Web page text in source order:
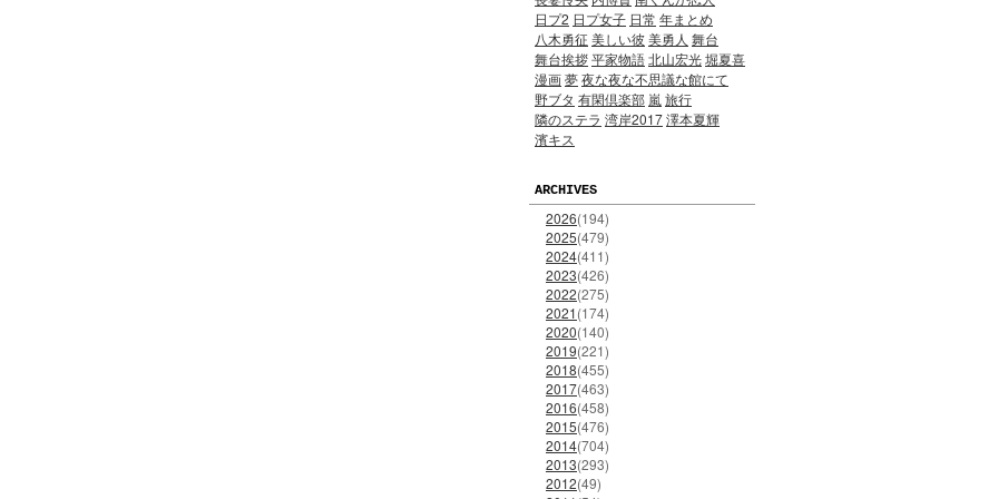
日プ2 日プ女子 日常 年まとめ
八木勇征 美しい彼美勇人 舞台
舞台挨拶平家物語北山宏光堀夏喜
漫画夢夜な夜な不思議な館にて
野ブタ 有閑倶楽部 嵐 旅行
隣のステラ 湾岸2017澤本夏輝
濱キス
ARCHIVES
2026(194)
2025(479)
2024(411)
2023(426)
2022(275)
2021(174)
2020(140)
2019(221)
2018(455)
2017(463)
2016(458)
2015(476)
2014(704)
2013(293)
2012(49)